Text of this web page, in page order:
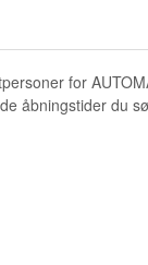
for
åbningstider du